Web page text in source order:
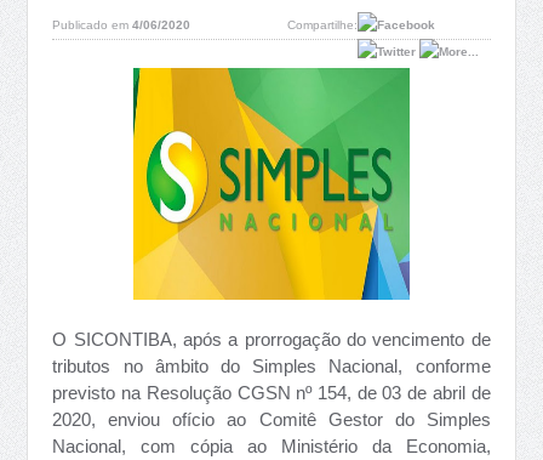
Publicado em4/06/2020 Compartilhe:
O SICONTIBA, após a prorrogação do vencimento de
tributos no âmbito do Simples Nacional, conforme
previsto na Resolução CGSN nº 154, de 03 de abril de
2020, enviou ofício ao Comitê Gestor do Simples
Nacional, com cópia ao Ministério da Economia,